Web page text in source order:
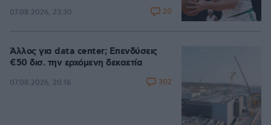
07.08.2026, 23:30 20
Άλλος για data center; Επενδύσεις
€50 δισ. την ερχόμενη δεκαετία
07.08.2026, 20:16 302